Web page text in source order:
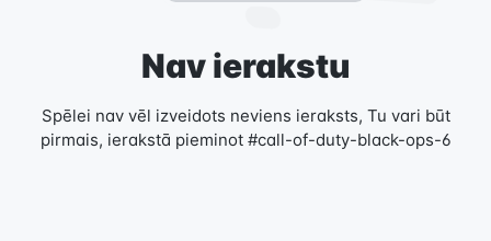
Nav ierakstu
Spēlei nav vēl izveidots neviens ieraksts, Tu vari būt
pirmais, ierakstā pieminot #call-of-duty-black-ops-6